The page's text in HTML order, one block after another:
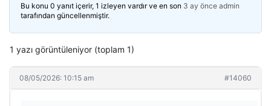
Bu konu 0 yanıt içerir, 1 izleyen vardır ve en son 3 ay önce admin
tarafından güncellenmiştir.
1 yazı görüntüleniyor (toplam 1)
08/05/2026: 10:15 am #14060